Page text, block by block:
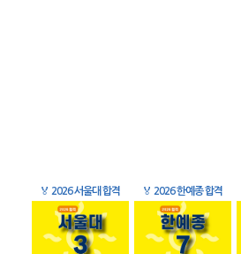
🏅 2026 서울대 합격 🏅 2026 한예종 합격